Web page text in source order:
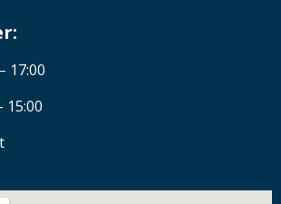
17:00